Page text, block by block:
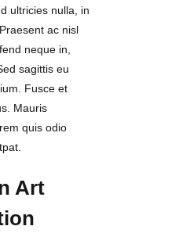
ultricies nulla, in
ac nisl
neque in,
sagittis eu
Fusce et
Mauris
quis odio
Art